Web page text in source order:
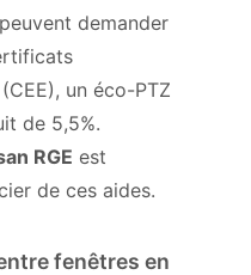
demander
un éco-PTZ
de 5,5%.
RGE est
de ces aides.
fenêtres en